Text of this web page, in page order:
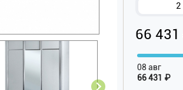
66 431
08 авг
66 431 ₽